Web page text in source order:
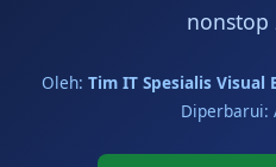
nonstop
Oleh: Tim IT Spesialis Visual
Diperbarui: